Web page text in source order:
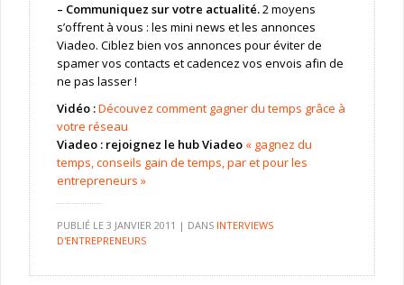
– Communiquez sur votre actualité.2 moyens
s’offrent à vous : les mini news et les annonces
Viadeo. Ciblez bien vos annonces pour éviter de
spamer vos contacts et cadencez vos envois afin de
ne pas lasser !
Vidéo :Découvez comment gagner du temps grâce à
votre réseau
Viadeo : rejoignez le hub Viadeo « gagnez du
temps, conseils gain de temps, par et pour les
entrepreneurs »
PUBLIÉ LE 3 JANVIER 2011 | DANS INTERVIEWS
D'ENTREPRENEURS